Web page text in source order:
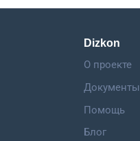
Dizkon
О проекте
Документы
Помощь
Блог